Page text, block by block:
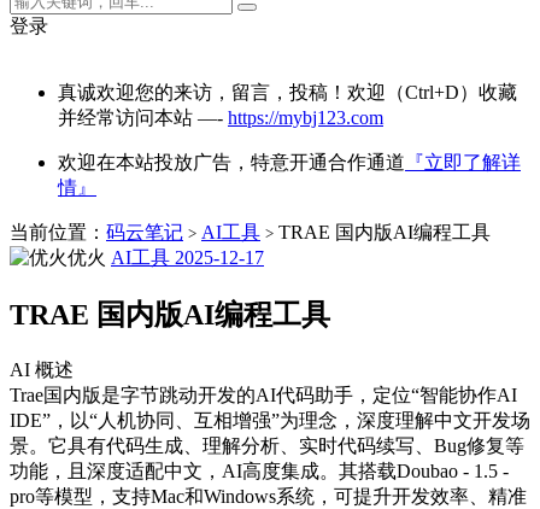
登录
真诚欢迎您的来访，留言，投稿！欢迎（Ctrl+D）收藏
并经常访问本站 —- https://mybj123.com
欢迎在本站投放广告，特意开通合作通道 『立即了解详
情』
当前位置： 码云笔记 > AI工具 > TRAE 国内版AI编程工具
优火 AI工具 2025-12-17
TRAE 国内版AI编程工具
AI 概述
Trae国内版是字节跳动开发的AI代码助手，定位“智能协作AI
IDE”，以“人机协同、互相增强”为理念，深度理解中文开发场
景。它具有代码生成、理解分析、实时代码续写、Bug修复等
功能，且深度适配中文，AI高度集成。其搭载Doubao - 1.5 -
pro等模型，支持Mac和Windows系统，可提升开发效率、精准